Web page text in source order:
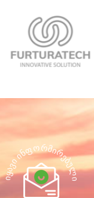
Ი
Ყ
Ა
Ვ
Ი
Ი
ᲜᲤᲝᲠᲛᲘᲠᲔ
Ბ
Უ
Ლ
Ი